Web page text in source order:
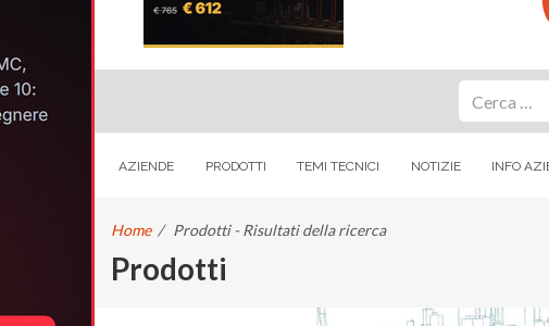
AZIENDE PRODOTTI TEMI TECNICI NOTIZIE INFO
Home / Prodotti - Risultati della ricerca
Prodotti